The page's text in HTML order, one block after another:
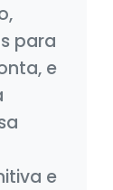
para
e
e